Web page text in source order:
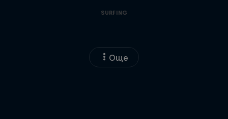
SURFING
Още